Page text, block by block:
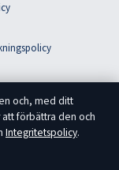
och, med ditt
att förbättra den och
Integritetspolicy.